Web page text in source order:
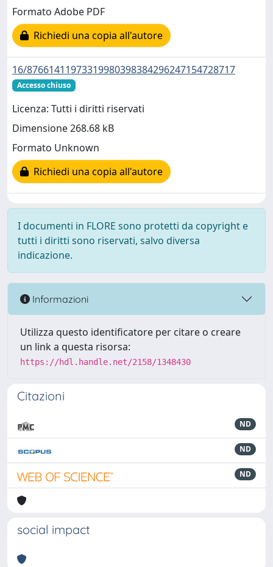
Formato Adobe PDF
Richiedi una copia all'autore
16/87661411973319980398384296247154728717
Accesso chiuso
Licenza: Tutti i diritti riservati
Dimensione 268.68 kB
Formato Unknown
Richiedi una copia all'autore
I documenti in FLORE sono protetti da copyright e
tutti i diritti sono riservati, salvo diversa
indicazione.
Informazioni
Utilizza questo identificatore per citare o creare
un link a questa risorsa:
https://hdl.handle.net/2158/1348430
Citazioni
ND
ND
ND
social impact